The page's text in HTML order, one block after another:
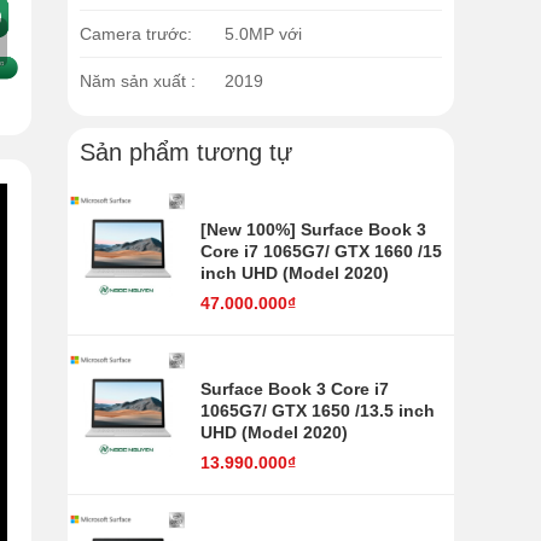
Camera trước: 5.0MP với
Năm sản xuất : 2019
Sản phẩm tương tự
[New 100%] Surface Book 3
Core i7 1065G7/ GTX 1660 /15
inch UHD (Model 2020)
47.000.000₫
Surface Book 3 Core i7
1065G7/ GTX 1650 /13.5 inch
UHD (Model 2020)
13.990.000₫